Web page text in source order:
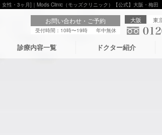
性・3ヶ月]｜Mods Clinic（モッズクリニック）【公式】大阪・梅田
お問い合わせ・ご予約
受付時間：10時〜19時 年中無休
大阪 東
診療内容一覧 ドクター紹介